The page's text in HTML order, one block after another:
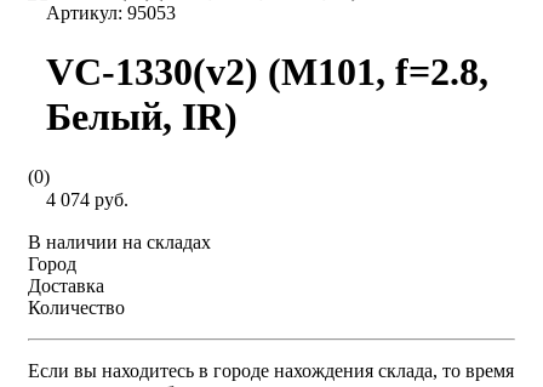
Артикул: 95053
VC-1330(v2) (M101, f=2.8,
Белый, IR)
(0)
4 074 руб.
В наличии на складах
Город
Доставка
Количество
Если вы находитесь в городе нахождения склада, то время